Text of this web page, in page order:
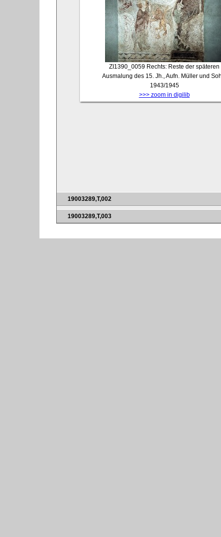
ZI1390_0059 Rechts: Reste der späteren
Ausmalung des 15. Jh., Aufn. Müller und
1943/1945
>>> zoom in digilib
19003289,T,002
19003289,T,003